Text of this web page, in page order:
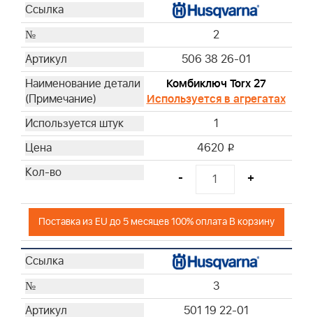
2
506 38 26-01
Комбиключ Torx 27
Используется в агрегатах
1
4620 i
- +
Поставка из EU до 5 месяцев 100% оплата В корзину
3
501 19 22-01